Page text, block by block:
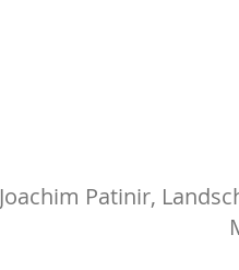
Joachim Patinir,